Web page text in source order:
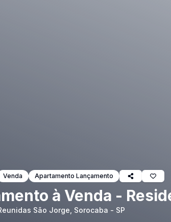
Venda Apartamento Lançamento
à Venda -
São Jorge, Sorocaba - SP